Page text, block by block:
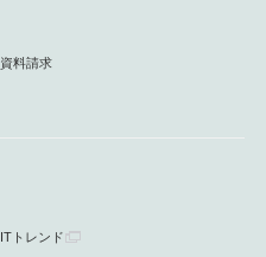
資料請求
ITトレンド